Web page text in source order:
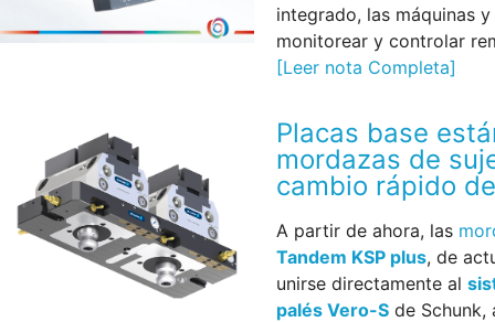
integrado, las máquinas
monitorear y controlar
[Leer nota Completa]
Placas base
mordazas de
cambio rápido
A partir de ahora, las
Tandem KSP plus, de
unirse directamente al
palés Vero-S de Schunk,